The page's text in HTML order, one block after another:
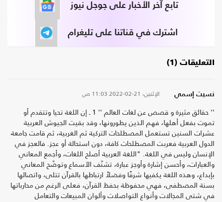
تابع آخر الأخبار على جوجل نيوز
اشترك في قناتنا على تليغرام
التعليقات (1)
نسيت إسمي الإثنين، 21-02-2022 11:03 ص
'' حقائق مثيرة و قصص عن لغات العالم '' 1 ـ إن اللغة تحيا وتتقدم أو
تموت بفعل أهلها، فهم الذين يطورونها، وقد بقيت الجيوش العربية
عشرات السنين تستعمل المصطلحات التركية ثم الغربية، ثم قامت جامعة
الدول العربية فعربت المصطلحات كافة، دون استحالة أو عجز. فالعجز في
الإنسان وليس في اللغة. "اللغة العربية أصلح اللغات، وأجمع المعاني
والعبارات، وأحسن إشارة وأوجز عبارة، تشنّف الأسماع وتوضّح المعاني
بإبداع، وهذه اللغة يكفيها شرفًا وفضلاً ارتباطها بالقرآن تتلى، واتصالها
بسنة المصطفى، فهي محفوظة بحفظ القرآن، فعلى الرغم من محارباتها
في شتى المجالات وأنواع التواصلات وألوان المبيعات والتعامل